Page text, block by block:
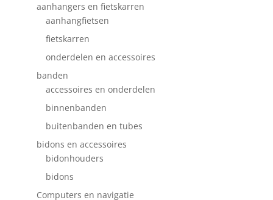
aanhangers en fietskarren
aanhangfietsen
fietskarren
onderdelen en accessoires
banden
accessoires en onderdelen
binnenbanden
buitenbanden en tubes
bidons en accessoires
bidonhouders
bidons
Computers en navigatie